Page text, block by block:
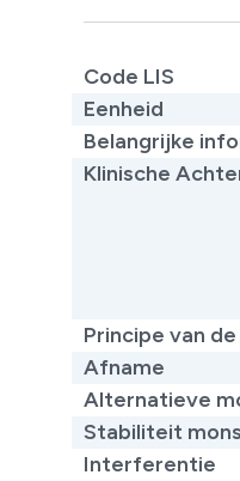
Code LIS
Eenheid
Belangrijke
Klinische
Principe van
Afname
Alternatieve
Stabiliteit
Interferentie